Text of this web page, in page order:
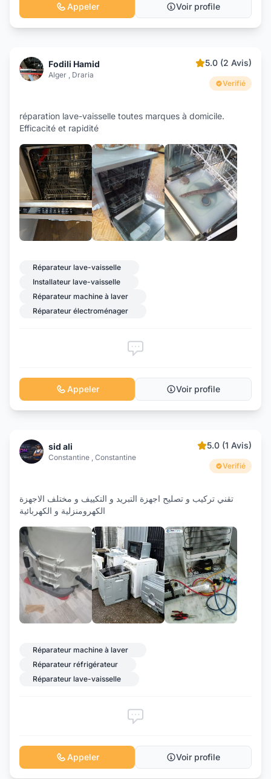
Appeler Voir profile
Fodili Hamid
Alger , Draria
5.0 (2 Avis)
Verifié
réparation lave-vaisselle toutes marques à domicile.
Efficacité et rapidité
Réparateur lave-vaisselle
Installateur lave-vaisselle
Réparateur machine à laver
Réparateur électroménager
Appeler Voir profile
sid ali
Constantine , Constantine
5.0 (1 Avis)
Verifié
تقني تركيب و تصليح اجهزة التبريد و التكييف و مختلف الاجهزة
الكهرومنزلية و الكهربائية
Réparateur machine à laver
Réparateur réfrigérateur
Réparateur lave-vaisselle
Appeler Voir profile